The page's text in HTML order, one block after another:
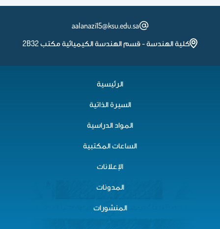
aalanazi15@ksu.edu.sa
كلية الهندسة - قسم الهندسة الكيميائية مكتب 2B32
الرئيسية
السيرة الذاتية
المواد الدراسية
الساعات المكتبية
الإعلانات
المدونات
المنشورات